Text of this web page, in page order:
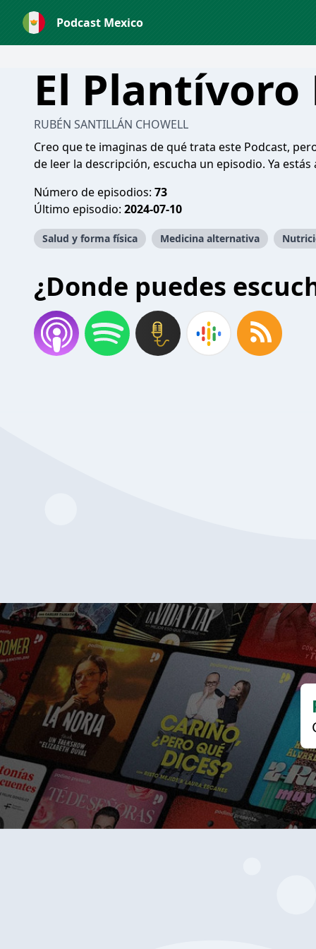
Podcast Mexico
El Plantívoro
RUBÉN SANTILLÁN CHOWELL
Creo que te imaginas de qué trata este Podcast,
de leer la descripción, escucha un episodio. Ya estás
Número de episodios: 73
Último episodio: 2024-07-10
Salud y forma física Medicina alternativa
¿Donde puedes